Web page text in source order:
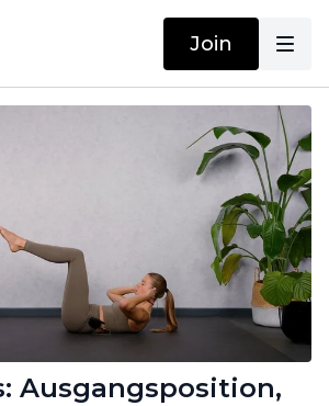
Join
Ausgangsposition,